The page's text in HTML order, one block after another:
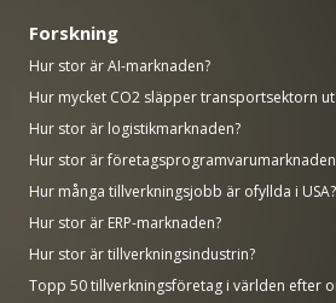
Forskning
Hur stor är AI-marknaden?
Hur mycket CO2 släpper transportsektorn
Hur stor är logistikmarknaden?
Hur stor är
Hur många tillverkningsjobb är ofyllda i USA?
Hur stor är ERP-marknaden?
Hur stor är tillverkningsindustrin?
Topp 50 tillverkningsföretag i världen efter